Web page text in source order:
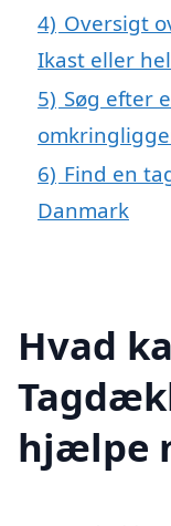
4) Oversigt
Ikast eller
5) Søg efter
6) Find en
Danmark
Hvad
hjælpe